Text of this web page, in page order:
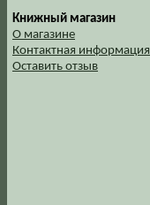
Книжный магазин
О магазине
Контактная информация
Оставить отзыв